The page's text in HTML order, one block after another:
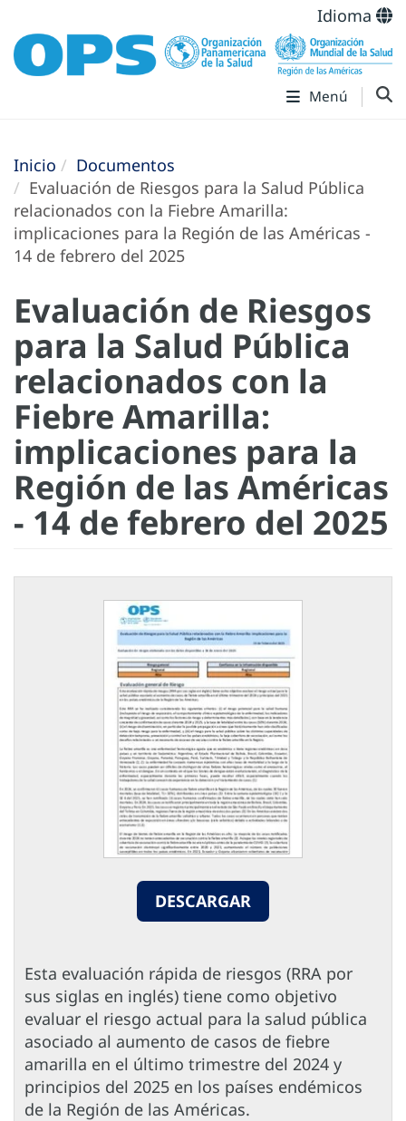
Idioma
Menú
Inicio
Documentos
Evaluación de Riesgos para la Salud Pública
relacionados con la Fiebre Amarilla:
implicaciones para la Región de las Américas -
14 de febrero del 2025
Evaluación de Riesgos
para la Salud Pública
relacionados con la
Fiebre Amarilla:
implicaciones para la
Región de las Américas
- 14 de febrero del 2025
DESCARGAR
Esta evaluación rápida de riesgos (RRA por
sus siglas en inglés) tiene como objetivo
evaluar el riesgo actual para la salud pública
asociado al aumento de casos de fiebre
amarilla en el último trimestre del 2024 y
principios del 2025 en los países endémicos
de la Región de las Américas.